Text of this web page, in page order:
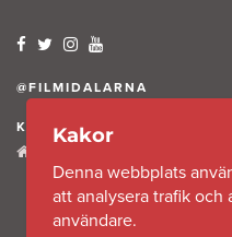
@FILMIDALARNA
KONTAKTA OSS
791 31 Falun
Kakor
Denna webbplats
att analysera trafik och
användare.